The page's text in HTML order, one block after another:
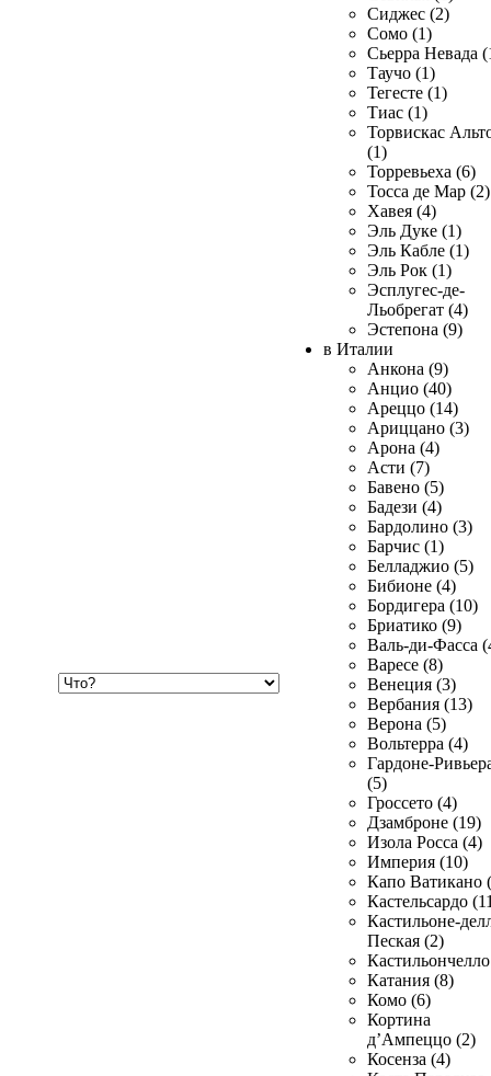
Сиджес (2)
Сомо (1)
Сьерра Невада
Таучо (1)
Тегесте (1)
Тиас (1)
Торвискас
(1)
Торревьеха (6)
Тосса де Мар (2)
Хавея (4)
Эль Дуке (1)
Эль Кабле (1)
Эль Рок (1)
Эсплугес-де-
Льобрегат (4)
Эстепона (9)
в Италии
Анкона (9)
Анцио (40)
Ареццо (14)
Ариццано (3)
Арона (4)
Асти (7)
Бавено (5)
Бадези (4)
Бардолино (3)
Барчис (1)
Белладжио (5)
Бибионе (4)
Бордигера (10)
Бриатико (9)
Валь-ди-Фасса
Варесе (8)
Венеция (3)
Вербания (13)
Верона (5)
Вольтерра (4)
Гардоне-
(5)
Гроссето (4)
Дзамброне (19)
Изола Росса (4)
Империя (10)
Капо Ватикано
Кастельсардо
Кастильоне-
Пеская (2)
Катания (8)
Комо (6)
Кортина
д’Ампеццо (2)
Косенза (4)